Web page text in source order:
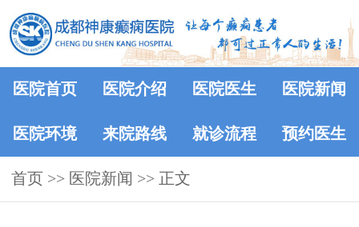
医院首页 医院介绍 医院医生 医院新闻
医院环境 来院路线 就诊流程 预约医生
首页 >> 医院新闻 >> 正文